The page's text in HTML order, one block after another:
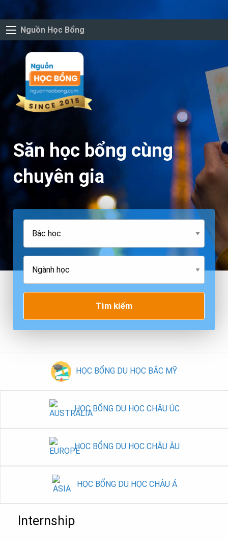
Nguồn Học Bổng
Săn học bổng cùng
chuyên gia
Tìm kiếm
HỌC BỔNG DU HỌC BẮC MỸ
HỌC BỔNG DU HỌC CHÂU ÚC
HỌC BỔNG DU HỌC CHÂU ÂU
HỌC BỔNG DU HỌC CHÂU Á
Internship